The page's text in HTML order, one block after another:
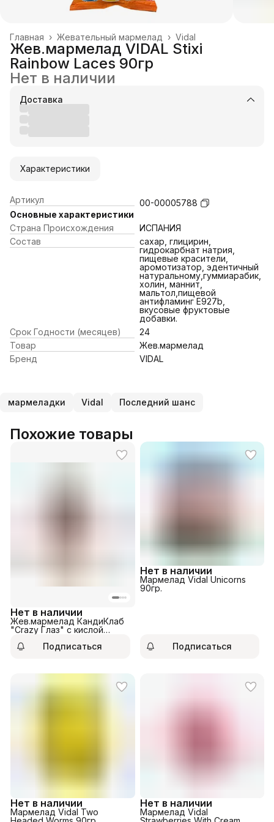
Vidal
Жевательный мармелад ›
Главная ›
Жев.мармелад VIDAL Stixi
Rainbow Laces 90гр
Нет в наличии
Доставка
Характеристики
Артикул
00-00005788
Основные характеристики
Страна Происхождения
ИСПАНИЯ
Состав
cахар, глицирин,
гидрокарбнат натрия,
пищевые красители,
аромотизатор, эдентичный
натуральному,гуммиарабик,
холин, маннит,
мальтол,пищевой
антифламинг Е927b,
вкусовые фруктовые
добавки.
Срок Годности (месяцев)
24
Товар
Жев.мармелад
Бренд
VIDAL
мармеладки Vidal Последний шанс
Похожие товары
Нет в наличии
Жев.мармелад КандиКлаб
"Crazy Глаз" с кислой
Подписаться
Нет в наличии
Мармелад Vidal Unicorns
90гр.
Подписаться
Нет в наличии
Мармелад Vidal Two
Нет в наличии
Мармелад Vidal